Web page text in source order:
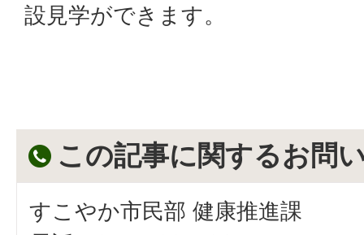
設見学ができます。
この記事に関するお問
すこやか市民部 健康推進課